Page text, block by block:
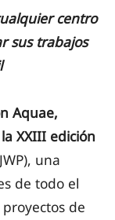
centro
sus trabajos
Aquae,
XXIII edición
una
de todo el
de